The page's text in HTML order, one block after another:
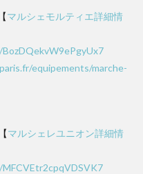
【マルシェモルティエ詳細情
equipements/marche-
【マルシェレユニオン詳細情